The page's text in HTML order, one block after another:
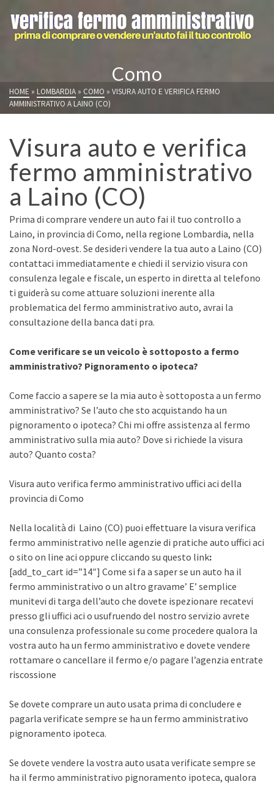
Como
HOME » LOMBARDIA » COMO » VISURA AUTO E VERIFICA FERMO
AMMINISTRATIVO A LAINO (CO)
Visura auto e verifica
fermo amministrativo
a Laino (CO)
Prima di comprare vendere un auto fai il tuo controllo a
Laino, in provincia di Como, nella regione Lombardia, nella
zona Nord-ovest. Se desideri vendere la tua auto a Laino (CO)
contattaci immediatamente e chiedi il servizio visura con
consulenza legale e fiscale, un esperto in diretta al telefono
ti guiderà su come attuare soluzioni inerente alla
problematica del fermo amministrativo auto, avrai la
consultazione della banca dati pra.
Come verificare se un veicolo è sottoposto a fermo
amministrativo? Pignoramento o ipoteca?
Come faccio a sapere se la mia auto è sottoposta a un fermo
amministrativo? Se l’auto che sto acquistando ha un
pignoramento o ipoteca? Chi mi offre assistenza al fermo
amministrativo sulla mia auto? Dove si richiede la visura
auto? Quanto costa?
Visura auto verifica fermo amministrativo uffici aci della
provincia di Como
Nella località di Laino (CO) puoi effettuare la visura verifica
fermo amministrativo nelle agenzie di pratiche auto uffici aci
o sito on line aci oppure cliccando su questo link:
[add_to_cart id=”14″] Come si fa a saper se un auto ha il
fermo amministrativo o un altro gravame’ E’ semplice
munitevi di targa dell’auto che dovete ispezionare recatevi
presso gli uffici aci o usufruendo del nostro servizio avrete
una consulenza professionale su come procedere qualora la
vostra auto ha un fermo amministrativo e dovete vendere
rottamare o cancellare il fermo e/o pagare l’agenzia entrate
riscossione
Se dovete comprare un auto usata prima di concludere e
pagarla verificate sempre se ha un fermo amministrativo
pignoramento ipoteca.
Se dovete vendere la vostra auto usata verificate sempre se
ha il fermo amministrativo pignoramento ipoteca, qualora